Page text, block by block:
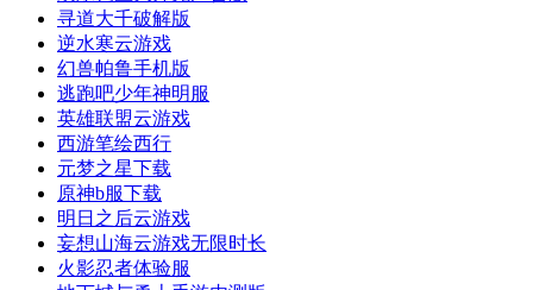
寻道大千破解版
逆水寒云游戏
幻兽帕鲁手机版
逃跑吧少年神明服
英雄联盟云游戏
西游笔绘西行
元梦之星下载
原神b服下载
明日之后云游戏
妄想山海云游戏无限时长
火影忍者体验服